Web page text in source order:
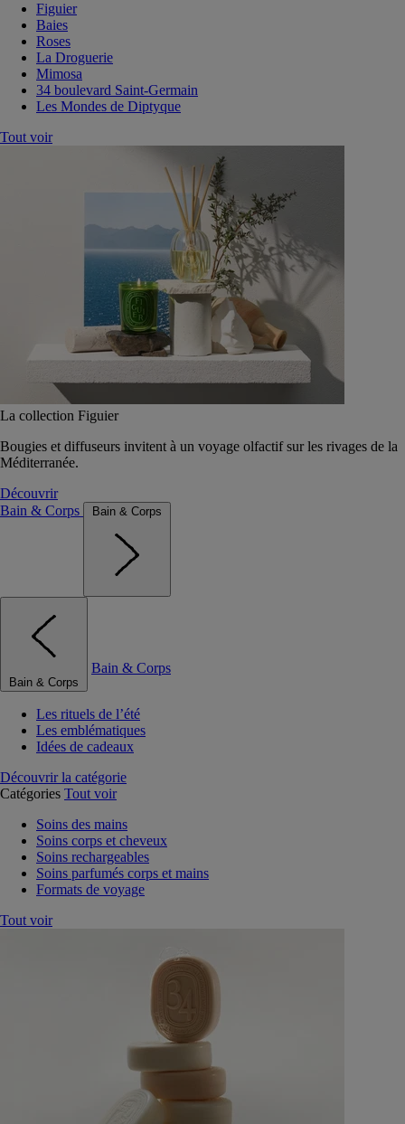
Figuier
Baies
Roses
La Droguerie
Mimosa
34 boulevard Saint-Germain
Les Mondes de Diptyque
Tout voir
La collection Figuier
Bougies et diffuseurs invitent à un voyage olfactif sur les rivages de la
Méditerranée.
Découvrir
Bain & Corps
Bain & Corps
Bain & Corps
Bain & Corps
Les rituels de l’été
Les emblématiques
Idées de cadeaux
Découvrir la catégorie
Catégories Tout voir
Soins des mains
Soins corps et cheveux
Soins rechargeables
Soins parfumés corps et mains
Formats de voyage
Tout voir